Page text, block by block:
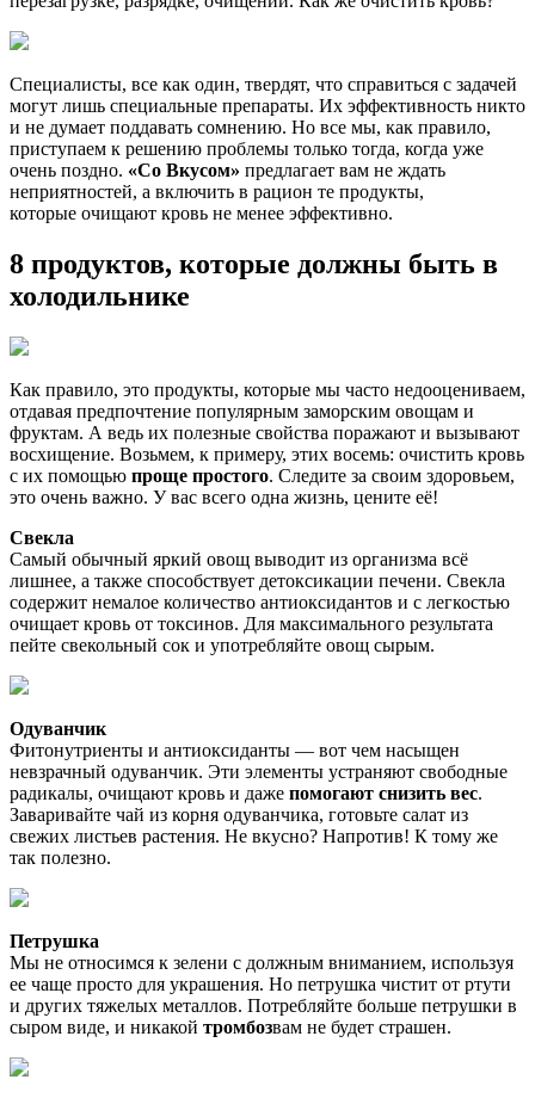
Специалисты, все как один, твердят, что справиться с задачей
могут лишь специальные препараты. Их эффективность никто
и не думает поддавать сомнению. Но все мы, как правило,
приступаем к решению проблемы только тогда, когда уже
очень поздно. «Со Вкусом» предлагает вам не ждать
неприятностей, а включить в рацион те продукты,
которые очищают кровь не менее эффективно.
8 продуктов, которые должны быть в
холодильнике
Как правило, это продукты, которые мы часто недооцениваем,
отдавая предпочтение популярным заморским овощам и
фруктам. А ведь их полезные свойства поражают и вызывают
восхищение. Возьмем, к примеру, этих восемь: очистить кровь
с их помощью проще простого. Следите за своим здоровьем,
это очень важно. У вас всего одна жизнь, цените её!
Свекла
Самый обычный яркий овощ выводит из организма всё
лишнее, а также способствует детоксикации печени. Свекла
содержит немалое количество антиоксидантов и с легкостью
очищает кровь от токсинов. Для максимального результата
пейте свекольный сок и употребляйте овощ сырым.
Одуванчик
Фитонутриенты и антиоксиданты — вот чем насыщен
невзрачный одуванчик. Эти элементы устраняют свободные
радикалы, очищают кровь и даже помогают снизить вес.
Заваривайте чай из корня одуванчика, готовьте салат из
свежих листьев растения. Не вкусно? Напротив! К тому же
так полезно.
Петрушка
Мы не относимся к зелени с должным вниманием, используя
ее чаще просто для украшения. Но петрушка чистит от ртути
и других тяжелых металлов. Потребляйте больше петрушки в
сыром виде, и никакой тромбозвам не будет страшен.